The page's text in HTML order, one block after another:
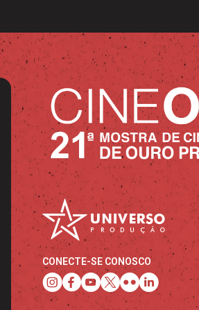
CONECTE-SE CONOSCO